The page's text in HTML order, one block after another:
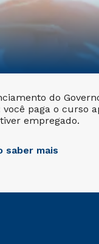
do
paga o curso
empregado.
saber mais